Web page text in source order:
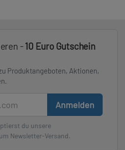
-10 Euro Gutschein
Produktangeboten, Aktionen,
Anmelden
du unsere
Newsletter-Versand.